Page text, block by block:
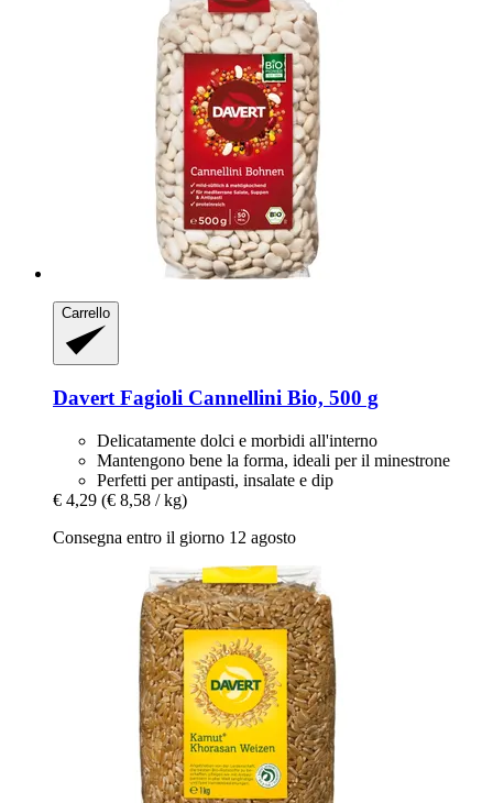
Carrello
Davert Fagioli Cannellini Bio, 500 g
Delicatamente dolci e morbidi all'interno
Mantengono bene la forma, ideali per il minestrone
Perfetti per antipasti, insalate e dip
€ 4,29 (€ 8,58 / kg)
Consegna entro il giorno 12 agosto